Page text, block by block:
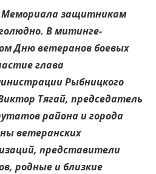
Мемориала защитникам
В митинге-
Дню ветеранов боевых
глава
Рыбницкого
Тягай, председатель
района и города
ветеранских
представители
родные и близкие